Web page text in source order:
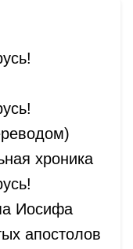
хроника
Иосифа
апостолов